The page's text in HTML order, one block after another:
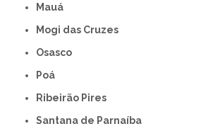
Mauá
Mogi das Cruzes
Osasco
Poá
Ribeirão Pires
Santana de Parnaíba